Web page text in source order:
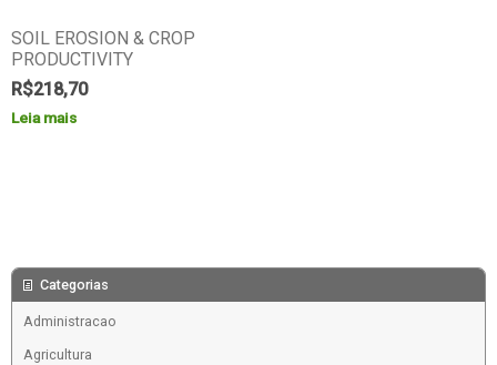
SOIL EROSION & CROP
PRODUCTIVITY
R$218,70
Leia mais
Categorias
Administracao
Agricultura